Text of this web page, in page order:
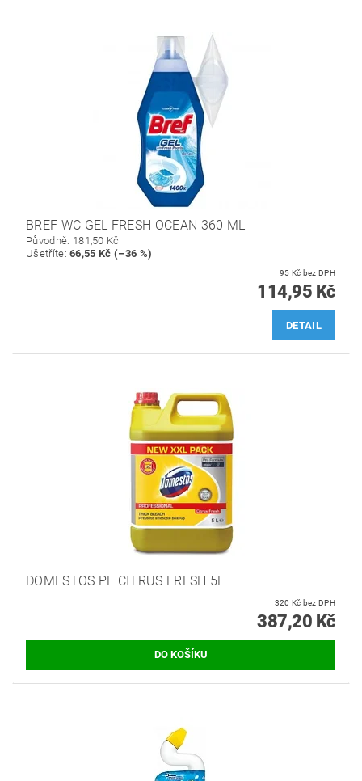
BREF WC GEL FRESH OCEAN 360 ML
Původně: 181,50 Kč
Ušetříte:66,55 Kč (–36 %)
95 Kč bez DPH
114,95 Kč
DETAIL
DOMESTOS PF CITRUS FRESH 5L
320 Kč bez DPH
387,20 Kč